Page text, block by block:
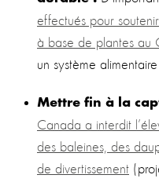
effectués pour
à base de plantes au
un système
Mettre fin à la
Canada a interdit
des baleines, des
de divertissement